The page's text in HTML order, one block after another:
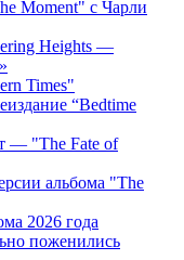
Moment" с Чарли
Heights —
Times"
“Bedtime
— "The Fate of
альбома "The
2026 года
поженились